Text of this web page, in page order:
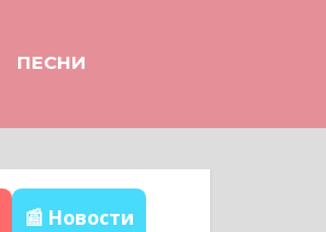
ПЕСНИ
📰 Новости